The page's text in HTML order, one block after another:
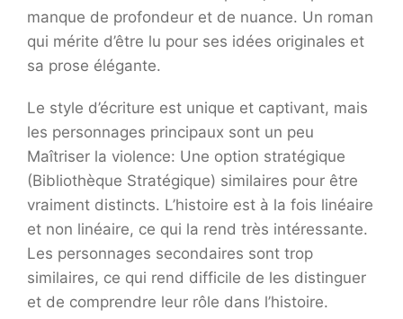
manque de profondeur et de nuance. Un roman
qui mérite d’être lu pour ses idées originales et
sa prose élégante.
Le style d’écriture est unique et captivant, mais
les personnages principaux sont un peu
Maîtriser la violence: Une option stratégique
(Bibliothèque Stratégique) similaires pour être
vraiment distincts. L’histoire est à la fois linéaire
et non linéaire, ce qui la rend très intéressante.
Les personnages secondaires sont trop
similaires, ce qui rend difficile de les distinguer
et de comprendre leur rôle dans l’histoire.